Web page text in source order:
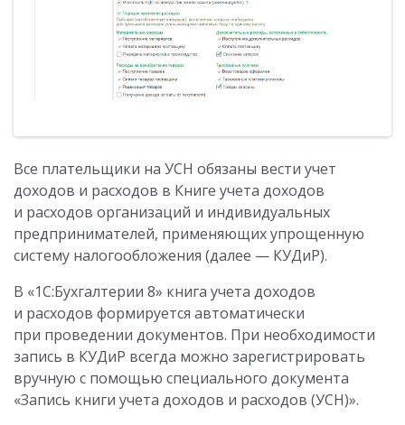
Все плательщики на УСН обязаны вести учет
доходов и расходов в Книге учета доходов
и расходов организаций и индивидуальных
предпринимателей, применяющих упрощенную
систему налогообложения (далее — КУДиР).
В «1C:Бухгалтерии 8» книга учета доходов
и расходов формируется автоматически
при проведении документов. При необходимости
запись в КУДиР всегда можно зарегистрировать
вручную с помощью специального документа
«Запись книги учета доходов и расходов (УСН)».